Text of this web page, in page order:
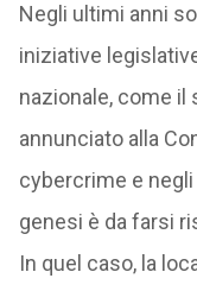
Negli ultimi anni
iniziative
nazionale, come
annunciato alla
cybercrime e negli
genesi è da farsi
In quel caso, la